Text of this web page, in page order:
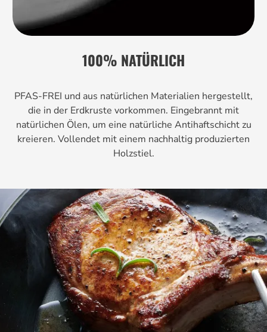
100% NATÜRLICH
PFAS-FREI und aus natürlichen Materialien hergestellt,
die in der Erdkruste vorkommen. Eingebrannt mit
natürlichen Ölen, um eine natürliche Antihaftschicht zu
kreieren. Vollendet mit einem nachhaltig produzierten
Holzstiel.